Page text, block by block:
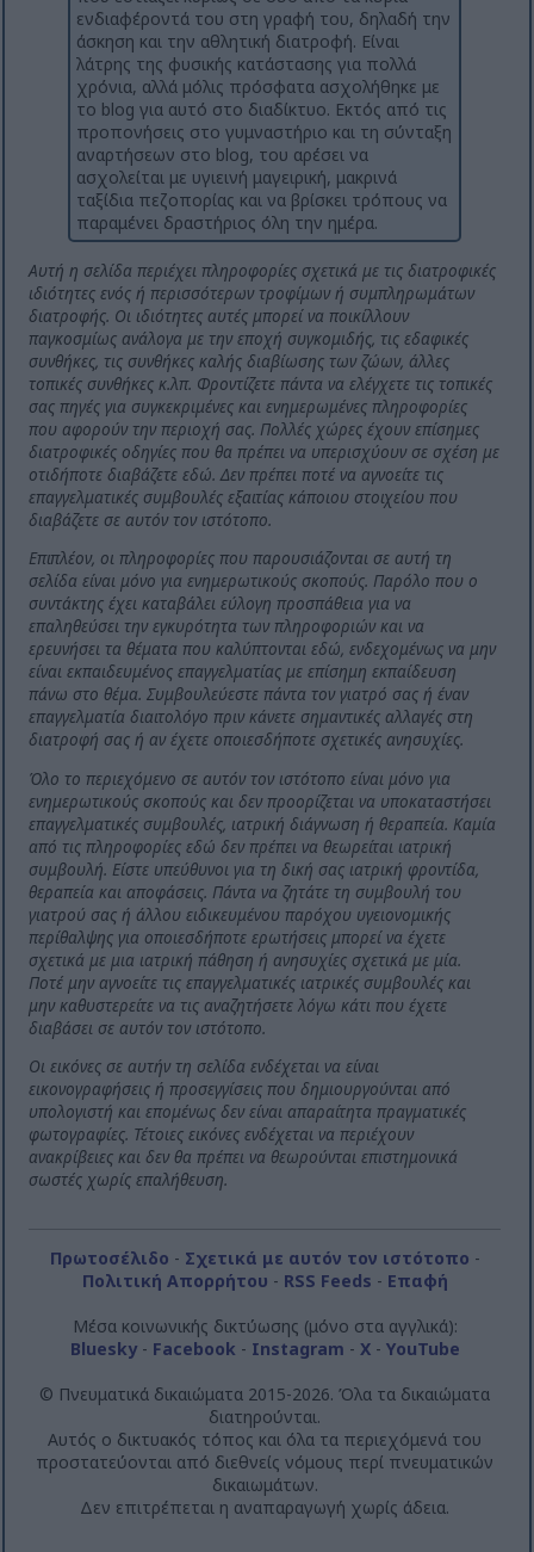
ενδιαφέροντά του στη γραφή του, δηλαδή την
άσκηση και την αθλητική διατροφή. Είναι
λάτρης της φυσικής κατάστασης για πολλά
χρόνια, αλλά μόλις πρόσφατα ασχολήθηκε με
το blog για αυτό στο διαδίκτυο. Εκτός από τις
προπονήσεις στο γυμναστήριο και τη σύνταξη
αναρτήσεων στο blog, του αρέσει να
ασχολείται με υγιεινή μαγειρική, μακρινά
ταξίδια πεζοπορίας και να βρίσκει τρόπους να
παραμένει δραστήριος όλη την ημέρα.
Αυτή η σελίδα περιέχει πληροφορίες σχετικά με τις διατροφικές
ιδιότητες ενός ή περισσότερων τροφίμων ή συμπληρωμάτων
διατροφής. Οι ιδιότητες αυτές μπορεί να ποικίλλουν
παγκοσμίως ανάλογα με την εποχή συγκομιδής, τις εδαφικές
συνθήκες, τις συνθήκες καλής διαβίωσης των ζώων, άλλες
τοπικές συνθήκες κ.λπ. Φροντίζετε πάντα να ελέγχετε τις τοπικές
σας πηγές για συγκεκριμένες και ενημερωμένες πληροφορίες
που αφορούν την περιοχή σας. Πολλές χώρες έχουν επίσημες
διατροφικές οδηγίες που θα πρέπει να υπερισχύουν σε σχέση με
οτιδήποτε διαβάζετε εδώ. Δεν πρέπει ποτέ να αγνοείτε τις
επαγγελματικές συμβουλές εξαιτίας κάποιου στοιχείου που
διαβάζετε σε αυτόν τον ιστότοπο.
Επιπλέον, οι πληροφορίες που παρουσιάζονται σε αυτή τη
σελίδα είναι μόνο για ενημερωτικούς σκοπούς. Παρόλο που ο
συντάκτης έχει καταβάλει εύλογη προσπάθεια για να
επαληθεύσει την εγκυρότητα των πληροφοριών και να
ερευνήσει τα θέματα που καλύπτονται εδώ, ενδεχομένως να μην
είναι εκπαιδευμένος επαγγελματίας με επίσημη εκπαίδευση
πάνω στο θέμα. Συμβουλεύεστε πάντα τον γιατρό σας ή έναν
επαγγελματία διαιτολόγο πριν κάνετε σημαντικές αλλαγές στη
διατροφή σας ή αν έχετε οποιεσδήποτε σχετικές ανησυχίες.
Όλο το περιεχόμενο σε αυτόν τον ιστότοπο είναι μόνο για
ενημερωτικούς σκοπούς και δεν προορίζεται να υποκαταστήσει
επαγγελματικές συμβουλές, ιατρική διάγνωση ή θεραπεία. Καμία
από τις πληροφορίες εδώ δεν πρέπει να θεωρείται ιατρική
συμβουλή. Είστε υπεύθυνοι για τη δική σας ιατρική φροντίδα,
θεραπεία και αποφάσεις. Πάντα να ζητάτε τη συμβουλή του
γιατρού σας ή άλλου ειδικευμένου παρόχου υγειονομικής
περίθαλψης για οποιεσδήποτε ερωτήσεις μπορεί να έχετε
σχετικά με μια ιατρική πάθηση ή ανησυχίες σχετικά με μία.
Ποτέ μην αγνοείτε τις επαγγελματικές ιατρικές συμβουλές και
μην καθυστερείτε να τις αναζητήσετε λόγω κάτι που έχετε
διαβάσει σε αυτόν τον ιστότοπο.
Οι εικόνες σε αυτήν τη σελίδα ενδέχεται να είναι
εικονογραφήσεις ή προσεγγίσεις που δημιουργούνται από
υπολογιστή και επομένως δεν είναι απαραίτητα πραγματικές
φωτογραφίες. Τέτοιες εικόνες ενδέχεται να περιέχουν
ανακρίβειες και δεν θα πρέπει να θεωρούνται επιστημονικά
σωστές χωρίς επαλήθευση.
Πρωτοσέλιδο - Σχετικά με αυτόν τον ιστότοπο -
Πολιτική Απορρήτου - RSS Feeds - Επαφή
Μέσα κοινωνικής δικτύωσης (μόνο στα αγγλικά):
Bluesky- Facebook - Instagram - X- YouTube
© Πνευματικά δικαιώματα 2015-2026. Όλα τα δικαιώματα
διατηρούνται.
Αυτός ο δικτυακός τόπος και όλα τα περιεχόμενά του
προστατεύονται από διεθνείς νόμους περί πνευματικών
δικαιωμάτων.
Δεν επιτρέπεται η αναπαραγωγή χωρίς άδεια.